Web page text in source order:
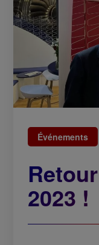
Événements
2023 !